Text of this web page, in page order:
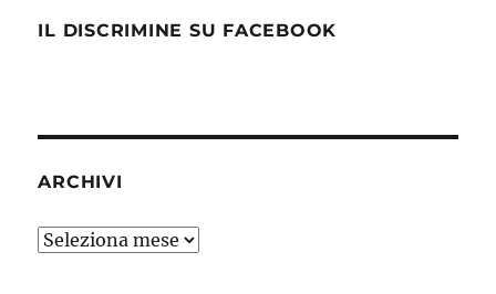
IL DISCRIMINE SU FACEBOOK
ARCHIVI
Archivi